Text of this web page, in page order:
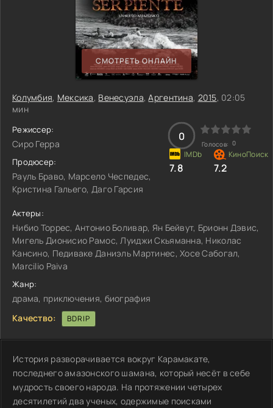
СМОТРЕТЬ ОНЛАЙН
Колумбия, Мексика, Венесуэла,Аргентина, 2015, 02:05
мин
Режиссер:
Сиро Герра
Продюсер:
Рауль Браво, Марсело Чеспедес,
Кристина Гальего, Даго Гарсия
0
Голосов: 0
7.8 7.2
Актеры:
Нибио Торрес, Антонио Боливар, Ян Бейвут, Брионн Дэвис,
Мигель Дионисио Рамос, Луиджи Скьяманна, Николас
Кансино, Педиваке Даниэль Мартинес, Хосе Сабогал,
Marcilio Paiva
Жанр:
драма, приключения, биография
Качество:
BDRIP
История разворачивается вокруг Карамакате,
последнего амазонского шамана, который несёт в себе
мудрость своего народа. На протяжении четырех
десятилетий два ученых, одержимые поисками